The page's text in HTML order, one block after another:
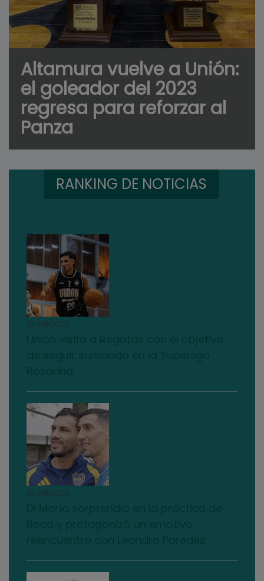
Altamura vuelve a Unión:
el goleador del 2023
regresa para reforzar al
Panza
RANKING DE NOTICIAS
01/08/2026
01/08/2026